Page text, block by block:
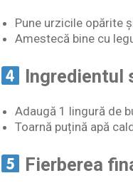
Pune urzicile opărite
Amestecă bine cu
Ingredientul
Adaugă 1 lingură de
Toarnă puțină apă
Fierberea